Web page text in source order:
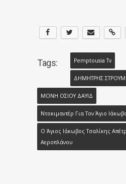
Tags: Pemptousia Tv
ΔΗΜΗΤΡΗΣ
ΜΟΝΗ ΟΣΙΟΥ ΔΑΥΙΔ
Ντοκιμαντέρ Για Τον Άγιο
Ο Άγιος Ιάκωβος Τσαλίκης
Αεροπλάνου